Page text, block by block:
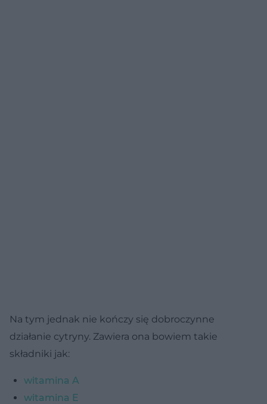
Na tym jednak nie kończy się dobroczynne
działanie cytryny. Zawiera ona bowiem takie
składniki jak:
witamina A
witamina E